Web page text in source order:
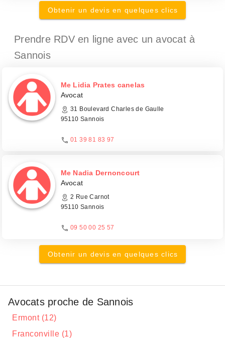
Obtenir un devis en quelques clics
Prendre RDV en ligne avec un avocat à
Sannois
Me Lidia Prates canelas
Avocat
31 Boulevard Charles de Gaulle
95110 Sannois
01 39 81 83 97
Me Nadia Dernoncourt
Avocat
2 Rue Carnot
95110 Sannois
09 50 00 25 57
Obtenir un devis en quelques clics
Avocats proche de Sannois
Ermont (12)
Franconville (1)